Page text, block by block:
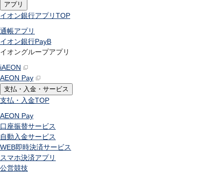
アプリ
イオン銀行アプリTOP
通帳アプリ
イオン銀行PayB
イオングループアプリ
iAEON
AEON Pay
支払・入金・サービス
支払・入金TOP
AEON Pay
口座振替サービス
自動入金サービス
WEB即時決済サービス
スマホ決済アプリ
公営競技